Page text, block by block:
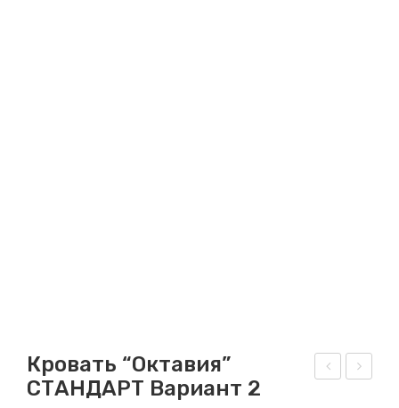
Кровать “Октавия”
СТАНДАРТ Вариант 2